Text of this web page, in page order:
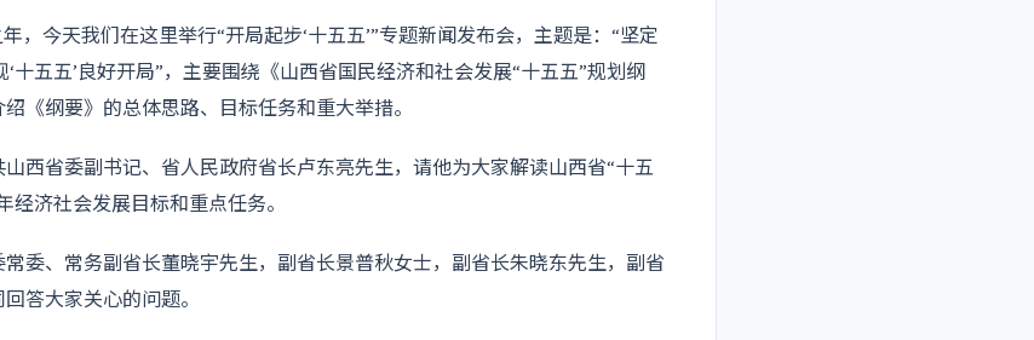
，今天我们在这里举行“开局起步‘十五五’”专题新闻发布会，主题是：“坚定
十五五’良好开局”，主要围绕《山西省国民经济和社会发展“十五五”规划纲
《纲要》的总体思路、目标任务和重大举措。
西省委副书记、省人民政府省长卢东亮先生，请他为大家解读山西省“十五
经济社会发展目标和重点任务。
委、常务副省长董晓宇先生，副省长景普秋女士，副省长朱晓东先生，副省
答大家关心的问题。